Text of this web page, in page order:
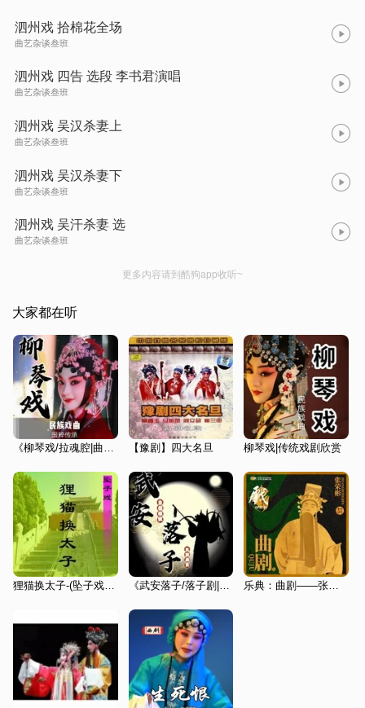
泗州戏 拾棉花全场
曲艺杂谈叁班
泗州戏 四告 选段 李书君演唱
曲艺杂谈叁班
泗州戏 吴汉杀妻上
曲艺杂谈叁班
泗州戏 吴汉杀妻下
曲艺杂谈叁班
泗州戏 吴汗杀妻 选
曲艺杂谈叁班
更多内容请到酷狗app收听~
大家都在听
《柳琴戏/拉魂腔|曲艺欣赏》民族戏曲|国潮复兴 【豫剧】四大名旦 柳琴戏|传统戏剧欣赏
乐典：曲剧——张荣彬（壹）